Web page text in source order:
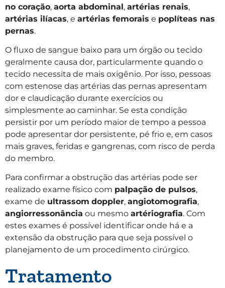
no coração, aorta abdominal, artérias renais,
artérias ilíacas, e artérias femorais e poplíteas nas
pernas.
O fluxo de sangue baixo para um órgão ou tecido
geralmente causa dor, particularmente quando o
tecido necessita de mais oxigênio. Por isso, pessoas
com estenose das artérias das pernas apresentam
dor e claudicação durante exercícios ou
simplesmente ao caminhar. Se esta condição
persistir por um período maior de tempo a pessoa
pode apresentar dor persistente, pé frio e, em casos
mais graves, feridas e gangrenas, com risco de perda
do membro.
Para confirmar a obstrução das artérias pode ser
realizado exame físico com palpação de pulsos,
exame de ultrassom doppler, angiotomografia,
angiorressonância ou mesmo artériografia. Com
estes exames é possível identificar onde há e a
extensão da obstrução para que seja possível o
planejamento de um procedimento cirúrgico.
Tratamento